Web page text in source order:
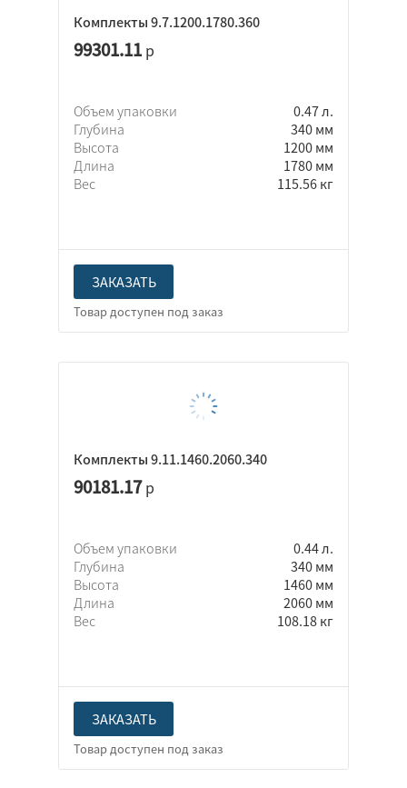
Комплекты 9.7.1200.1780.360
99301.11 р
Объем упаковки
0.47 л.
Глубина
340 мм
Высота
1200 мм
Длина
1780 мм
Вес
115.56 кг
ЗАКАЗАТЬ
Комплекты 9.11.1460.2060.340
90181.17р
Объем упаковки
0.44 л.
Глубина
340 мм
Высота
1460 мм
Длина
2060 мм
Вес
108.18 кг
ЗАКАЗАТЬ